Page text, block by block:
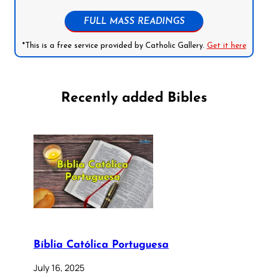
FULL MASS READINGS
*This is a free service provided by Catholic Gallery. Get it here
Recently added Bibles
Bíblia Católica Portuguesa
July 16, 2025